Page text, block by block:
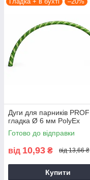
Дуги для парників PROF
гладка Ø 6 мм PolyEx
Готово до відправки
від 10,93 ₴ від 13,66 ₴
Купити